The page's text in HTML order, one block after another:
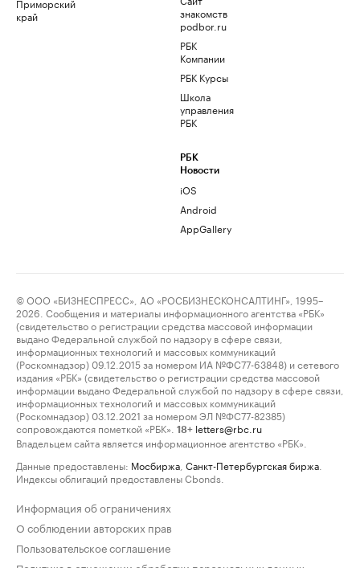
край
знакомств
podbor.ru
РБК
Компании
РБК Курсы
Школа
управления
РБК
РБК
Новости
iOS
Android
AppGallery
© ООО «БИЗНЕСПРЕСС», АО «РОСБИЗНЕСКОНСАЛТИНГ», 1995–
2026. Сообщения и материалы информационного агентства «РБК»
(свидетельство о регистрации средства массовой информации
выдано Федеральной службой по надзору в сфере связи,
информационных технологий и массовых коммуникаций
(Роскомнадзор) 09.12.2015 за номером ИА №ФС77-63848) и сетевого
издания «РБК» (свидетельство о регистрации средства массовой
информации выдано Федеральной службой по надзору в сфере связи,
информационных технологий и массовых коммуникаций
(Роскомнадзор) 03.12.2021 за номером ЭЛ №ФС77-82385)
сопровождаются пометкой «РБК».
18+ letters@rbc.ru
Владельцем сайта является информационное агентство «РБК».
Данные предоставлены: Мосбиржа Санкт-Петербургская биржа
Индексы облигаций предоставлены Cbonds.
Информация об ограничениях
О соблюдении авторских прав
Пользовательское соглашение